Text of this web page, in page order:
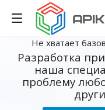
Не хватает
Разработка
наша
проблему